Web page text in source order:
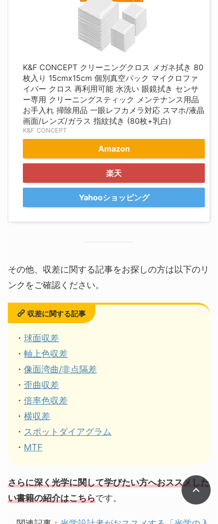
K&F CONCEPT クリーニングクロス メガネ拭き 80
枚入り 15cmx15cm 個別真空パック マイクロファ
イバー クロス 再利用可能 水洗い 眼鏡拭き センサ
ー専用 クリーニングスティック メンテナンス用品
お手入れ 掃除用品 一眼レフカメラ対応 スマホ/液晶
画面/レンズ/ガラス 指紋拭き (80枚+乳白)
K&F CONCEPT
Amazon
楽天
Yahooショッピング
その他、収差に関する記事をお探しの方は以下のリ
ンクをご確認ください。
収差に関する記事
・ 球面収差
・ 軸上色収差
・ 像面湾曲/非点隔差
・ 歪曲収差
・ 倍率色収差
・ 横収差
・ スポットダイアグラム
・ MTF
さらに深く光学に関して学びたい方へおススメした
い書籍の紹介はこちらです。